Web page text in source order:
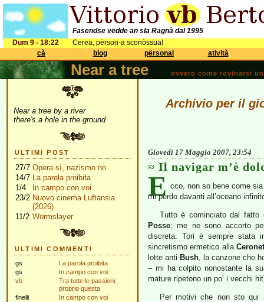
Fasendse vëdde an sla Ragnà dal 1995
Dum 9 - 18:22
Cerea, përson-a sconòssua!
cà
blog përsonal atività
Near a tree ovvero come rovinarsi
Near a tree by a river
there's a hole in the ground
ULTIMI POST
27/7 Opera sì, nazismo no
14/7 La parola proibita
1/4
In campo con voi
23/2 Nuovo cinema Luftansia
(2026)
11/2 Wormslayer
ULTIMI COMMENTI
gs
La parola proibita
gs
In campo con voi
vb
Tra tutte le passioni,
proprio questa
finelli
In campo con voi
Archivio per il
Giovedì 17 Maggio 2007, 23:54
Il navigar m’è
E cco, non so bene come
mi perdo davanti all’oceano
Tutto è cominciato dal
Posse; me ne sono accorto
discreta. Tori è sempre stata
sincretismo ermetico alla
lotte anti-Bush, la canzone che
– mi ha colpito nonostante la
mature ripetono un po’ i vecchi
Per motivi che non sto qui